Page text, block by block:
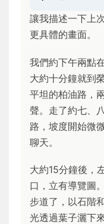
讓我描述一下上
更具體的畫面。
我們約下午兩點
大約十分鐘就到
平坦的柏油路，
聲。走了約七、
路，坡度開始微
聊天。
大約15分鐘後，
口，立有導覽圖
步道了，以石階
光透過葉子灑下